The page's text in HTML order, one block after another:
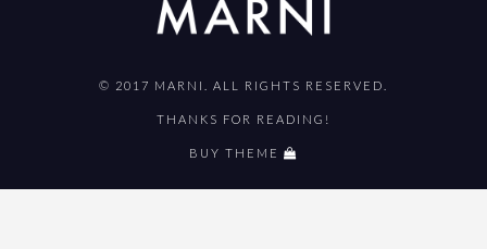
© 2017 MARNI. ALL RIGHTS RESERVED.
THANKS FOR READING!
BUY THEME